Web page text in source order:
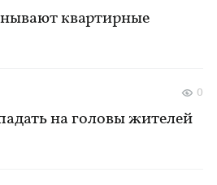
квартирные
на головы жителей
0